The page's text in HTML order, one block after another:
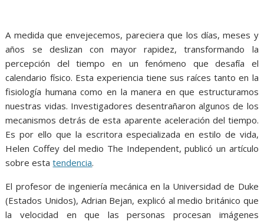
A medida que envejecemos, pareciera que los días, meses y
años se deslizan con mayor rapidez, transformando la
percepción del tiempo en un fenómeno que desafía el
calendario físico. Esta experiencia tiene sus raíces tanto en la
fisiología humana como en la manera en que estructuramos
nuestras vidas. Investigadores desentrañaron algunos de los
mecanismos detrás de esta aparente aceleración del tiempo.
Es por ello que la escritora especializada en estilo de vida,
Helen Coffey del medio The Independent, publicó un artículo
sobre estatendencia.
El profesor de ingeniería mecánica en la Universidad de Duke
(Estados Unidos), Adrian Bejan, explicó al medio británico que
la velocidad en que las personas procesan imágenes